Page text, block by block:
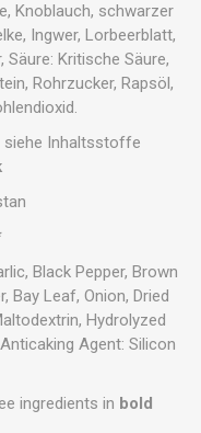
Knoblauch, schwarzer
Ingwer, Lorbeerblatt,
Säure: Kritische Säure,
Rohrzucker, Rapsöl,
siehe Inhaltsstoffe
Black Pepper, Brown
Bay Leaf, Onion, Dried
Hydrolyzed
Agent: Silicon
ingredients in bold